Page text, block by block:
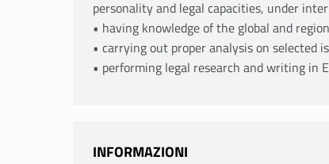
personality and legal capacities, under
• having knowledge of the global and
• carrying out proper analysis on selected
• performing legal research and writing in
INFORMAZIONI